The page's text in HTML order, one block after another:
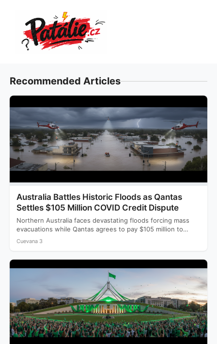
obsah
Recommended Articles
Australia Battles Historic Floods as Qantas
Settles $105 Million COVID Credit Dispute
Northern Australia faces devastating floods forcing mass
evacuations while Qantas agrees to pay $105 million to
settle a…
Cuevana 3